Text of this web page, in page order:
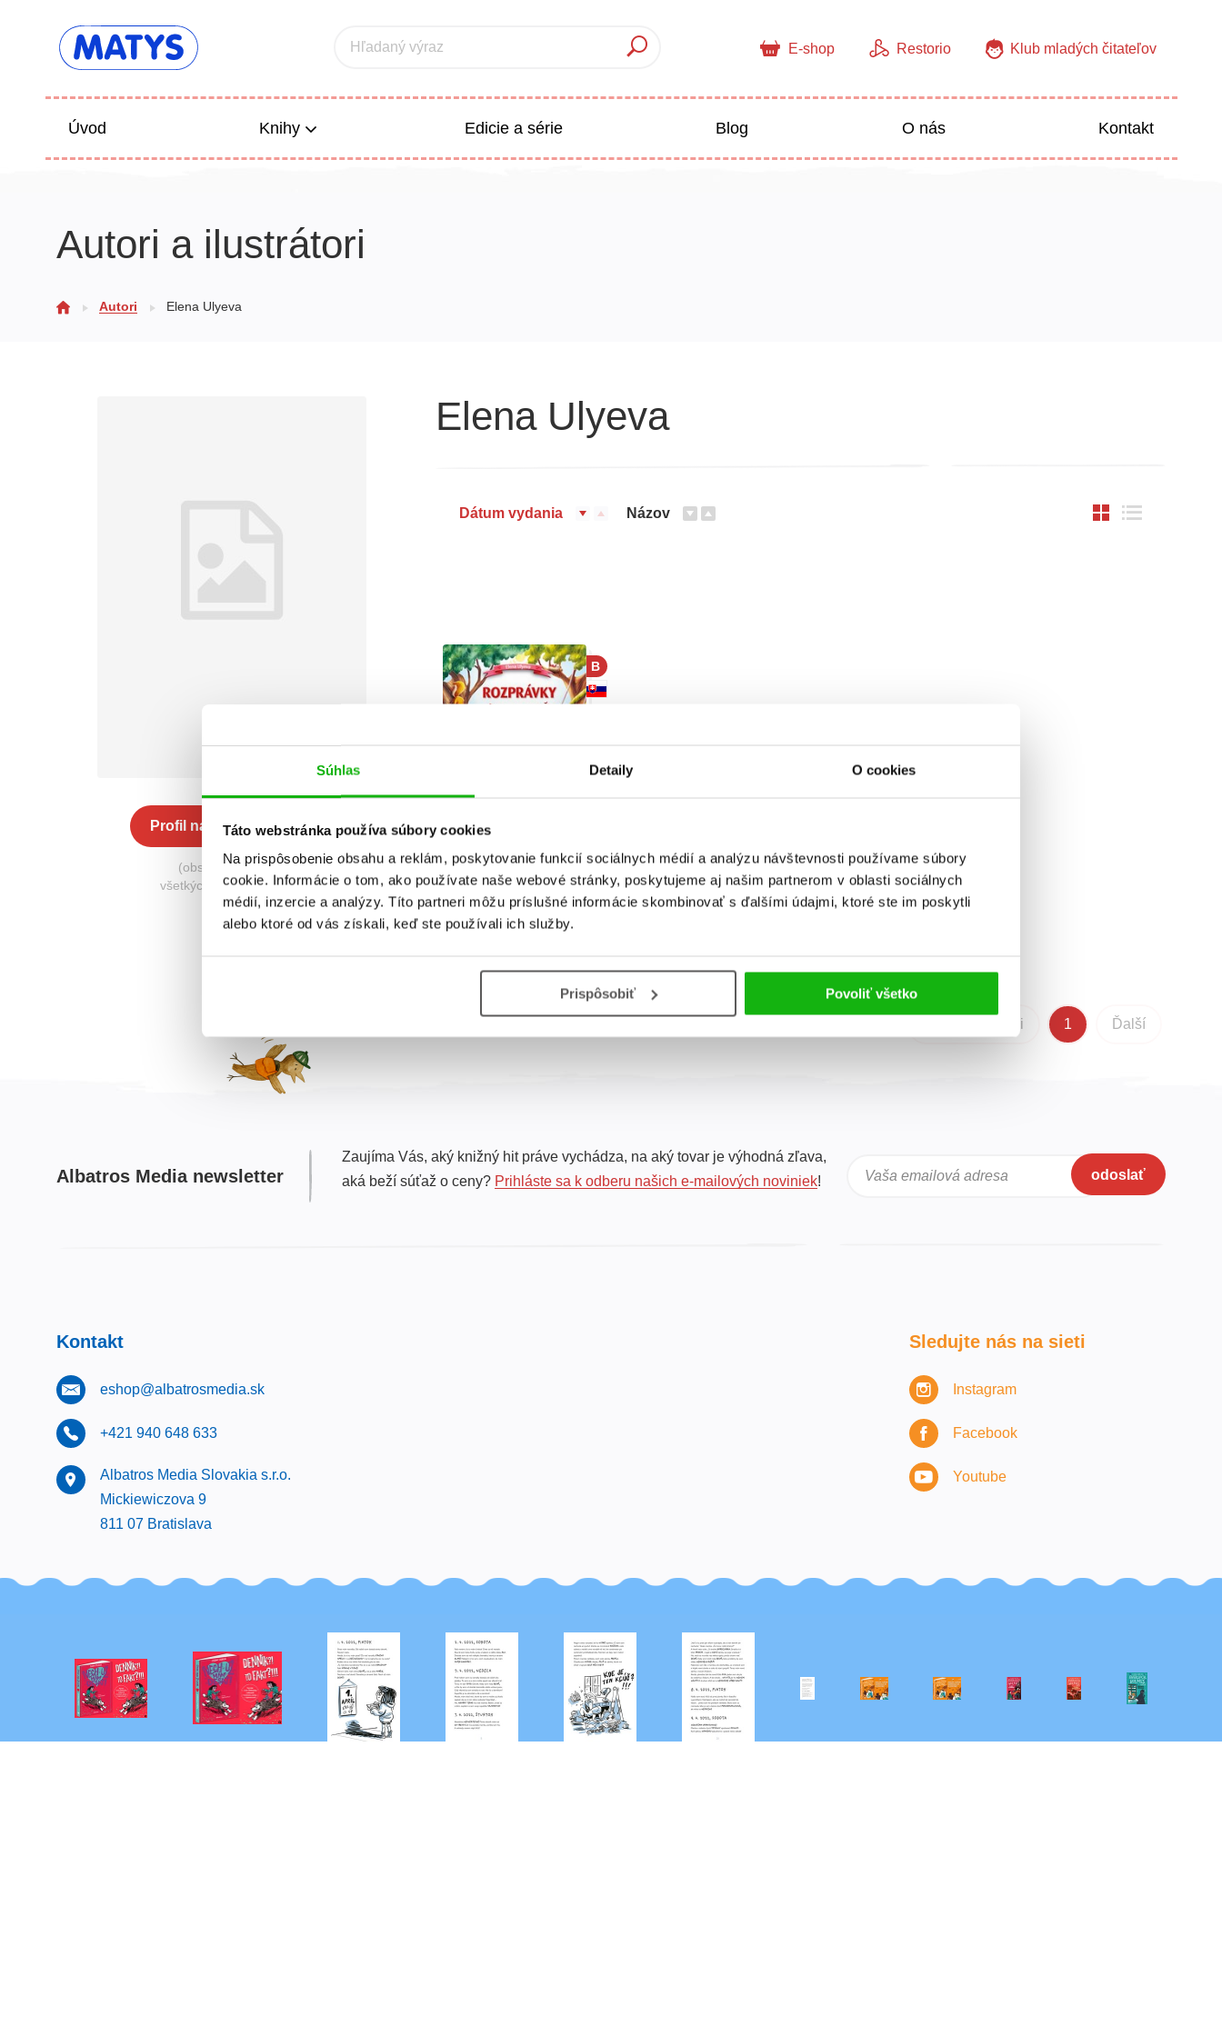
Súhlas Detaily O cookies
Táto webstránka používa súbory cookies
Na prispôsobenie obsahu a reklám, poskytovanie funkcií sociálnych médií a analýzu návštevnosti používame súbory
cookie. Informácie o tom, ako používate naše webové stránky, poskytujeme aj našim partnerom v oblasti sociálnych
médií, inzercie a analýzy. Títo partneri môžu príslušné informácie skombinovať s ďalšími údajmi, ktoré ste im poskytli
alebo ktoré od vás získali, keď ste používali ich služby.
Prispôsobiť Povoliť všetko
Hľadaný výraz E-shop Restorio Klub mladých čitateľov
Úvod Knihy
Poézia
Edicie a série Blog O nás Kontakt
Autori a ilustrátori
Autori Elena Ulyeva
Profil na Albatros Media
(obsahuje knihy zo
všetkých nakladateľstiev)
Elena Ulyeva
Dátum vydania Názov
B
Rozprávky na
pekný deň -
Rozprávky na dobrú
noc
Predchádzajúci 1 Ďalší
Albatros Media newsletter
Zaujíma Vás, aký knižný hit práve vychádza, na aký tovar je výhodná zľava,
aká beží súťaž o ceny? Prihláste sa k odberu našich e-mailových noviniek! Vaša emailová adresa odoslať
Kontakt
eshop@albatrosmedia.sk
+421 940 648 633
Albatros Media Slovakia s.r.o.
Mickiewiczova 9
811 07 Bratislava
Sledujte nás na sieti
Instagram
Facebook
Youtube